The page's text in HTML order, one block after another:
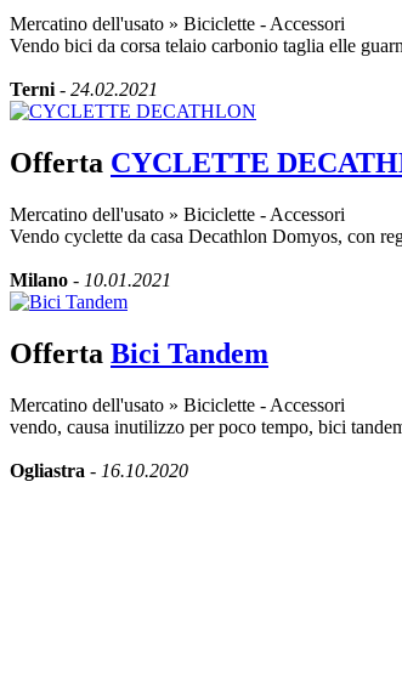
Mercatino dell'usato » Biciclette - Accessori
Vendo bici da corsa telaio carbonio taglia elle
Terni - 24.02.2021
Offerta CYCLETTE
Mercatino dell'usato » Biciclette - Accessori
Vendo cyclette da casa Decathlon Domyos, con
Milano - 10.01.2021
Offerta Bici Tandem
Mercatino dell'usato » Biciclette - Accessori
vendo, causa inutilizzo per poco tempo, bici
Ogliastra - 16.10.2020